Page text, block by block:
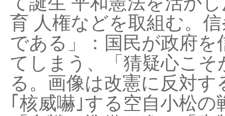
育 人権などを取組む。
である」：国民が政府
てしまう、「猜疑心こ
る。画像は改憲に反対
｢核威嚇｣する空自小松